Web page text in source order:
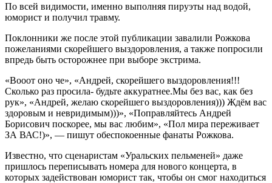
По всей видимости, именно выполняя пируэты над водой,
юморист и получил травму.
Поклонники же после этой публикации завалили Рожкова
пожеланиями скорейшего выздоровления, а также попросили
впредь быть осторожнее при выборе экстрима.
«Вооот оно че», «Андрей, скорейшего выздоровления!!!
Сколько раз просила- будьте аккуратнее.Мы без вас, как без
рук», «Андрей, желаю скорейшего выздоровления))) Ждём вас
здоровым и невридимым)))», «Поправляйтесь Андрей
Борисович поскорее, мы вас любим», «Пол мира переживает
ЗА ВАС!)», — пишут обеспокоенные фанаты Рожкова.
Известно, что сценаристам «Уральских пельменей» даже
пришлось переписывать номера для нового концерта, в
которых задействован юморист так, чтобы он смог находиться